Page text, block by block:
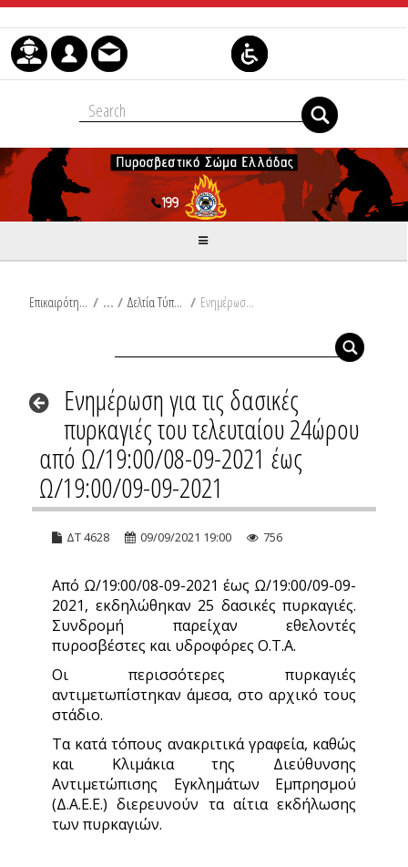
Skip to Content
Επικαιρότητα / Δελτία Τύπου / Ενημέρωση για τις δασικές πυρκαγιές του τελευταίου 24ώρου από Ω/19:00/08-09-2021 έως Ω/19:00/09-09-2021
Ενημέρωση για τις δασικές
πυρκαγιές του τελευταίου 24ώρου
από Ω/19:00/08-09-2021 έως
Ω/19:00/09-09-2021
ΔΤ 4628 09/09/2021 19:00 756
Από Ω/19:00/08-09-2021 έως Ω/19:00/09-09-
2021, εκδηλώθηκαν 25 δασικές πυρκαγιές.
Συνδρομή παρείχαν εθελοντές
πυροσβέστες και υδροφόρες Ο.Τ.Α.
Οι περισσότερες πυρκαγιές
αντιμετωπίστηκαν άμεσα, στο αρχικό τους
στάδιο.
Τα κατά τόπους ανακριτικά γραφεία, καθώς
και Κλιμάκια της Διεύθυνσης
Αντιμετώπισης Εγκλημάτων Εμπρησμού
(Δ.Α.Ε.Ε.) διερευνούν τα αίτια εκδήλωσης
των πυρκαγιών.